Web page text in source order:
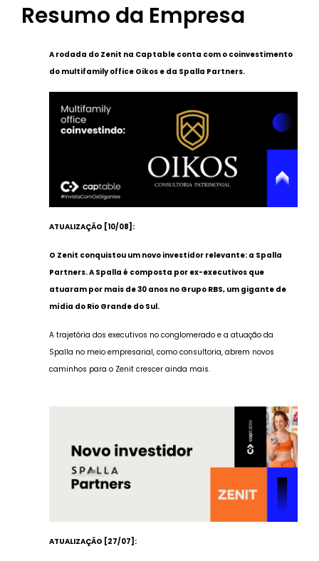
Resumo da Empresa
A rodada do Zenit na Captable conta com o coinvestimento
do multifamily office Oikos e da Spalla Partners.
ATUALIZAÇÃO [10/08]:
O Zenit conquistou um novo investidor relevante: a Spalla
Partners. A Spalla é composta por ex-executivos que
atuaram por mais de 30 anos no Grupo RBS, um gigante de
mídia do Rio Grande do Sul.
A trajetória dos executivos no conglomerado e a atuação da
Spalla no meio empresarial, como consultoria, abrem novos
caminhos para o Zenit crescer ainda mais.
ATUALIZAÇÃO [27/07]: